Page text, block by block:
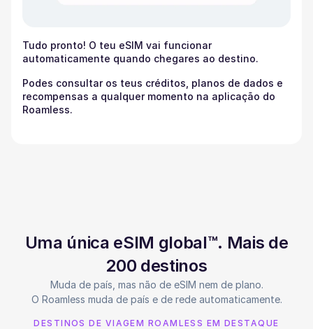
Tudo pronto! O teu eSIM vai funcionar
automaticamente quando chegares ao destino.
Podes consultar os teus créditos, planos de dados e
recompensas a qualquer momento na aplicação do
Roamless.
Uma única eSIM global™. Mais de
200 destinos
Muda de país, mas não de eSIM nem de plano.
O Roamless muda de país e de rede automaticamente.
DESTINOS DE VIAGEM ROAMLESS EM DESTAQUE